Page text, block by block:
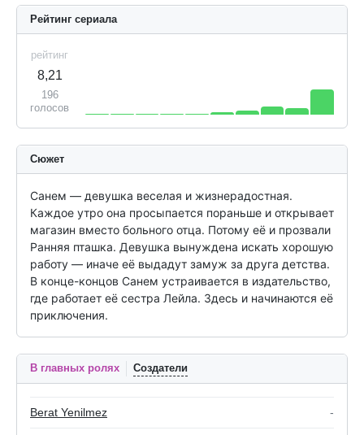
Рейтинг сериала
рейтинг
8,21
196
голосов
Сюжет
Санем — девушка веселая и жизнерадостная.
Каждое утро она просыпается пораньше и открывает
магазин вместо больного отца. Потому её и прозвали
Ранняя пташка. Девушка вынуждена искать хорошую
работу — иначе её выдадут замуж за друга детства.
В конце-концов Санем устраивается в издательство,
где работает её сестра Лейла. Здесь и начинаются её
приключения.
В главных ролях Создатели
Berat Yenilmez -